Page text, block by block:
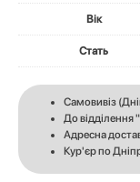
Вік
Стать
Самовивіз
До відділення
Адресна
Кур'єр по